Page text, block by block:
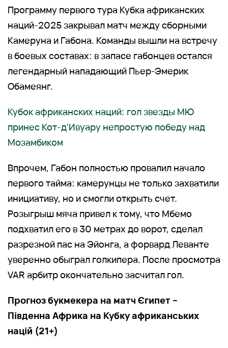
Программу первого тура Кубка африканских
наций-2025 закрывал матч между сборными
Камеруна и Габона. Команды вышли на встречу
в боевых составах: в запасе габонцев остался
легендарный нападающий Пьер-Эмерик
Обамеянг.
Кубок африканских наций: гол звезды МЮ
принес Кот-д'Ивуару непростую победу над
Мозамбиком
Впрочем, Габон полностью провалил начало
первого тайма: камерунцы не только захватили
инициативу, но и смогли открыть счет.
Розыгрыш мяча привел к тому, что Мбемо
подхватил его в 30 метрах до ворот, сделал
разрезной пас на Эйонга, а форвард Леванте
уверенно обыграл голкипера. После просмотра
VAR арбитр окончательно засчитал гол.
Прогноз букмекера на матч Єгипет –
Південна Африка на Кубку африканських
націй (21+)